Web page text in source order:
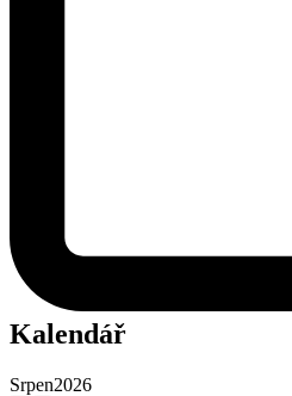
Kalendář
Srpen2026